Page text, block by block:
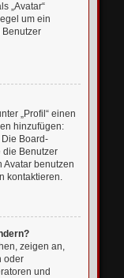
„Avatar“
um ein
„Profil“ einen
hinzufügen:
Board-
die Benutzer
Avatar benutzen
kontaktieren.
zeigen an,
oder
und